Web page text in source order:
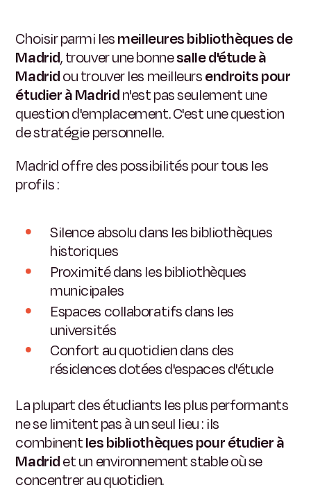
Choisir parmi lesmeilleures bibliothèques de
Madrid, trouver une bonnesalle d'étude à
Madridou trouver les meilleursendroits pour
étudier à Madridn'est pas seulement une
question d'emplacement. C'est une question
de stratégie personnelle.
Madrid offre des possibilités pour tous les
profils :
Silence absolu dans les bibliothèques
historiques
Proximité dans les bibliothèques
municipales
Espaces collaboratifs dans les
universités
Confort au quotidien dans des
résidences dotées d'espaces d'étude
La plupart des étudiants les plus performants
ne se limitent pas à un seul lieu : ils
combinentles bibliothèques pour étudier à
Madridet un environnement stable où se
concentrer au quotidien.